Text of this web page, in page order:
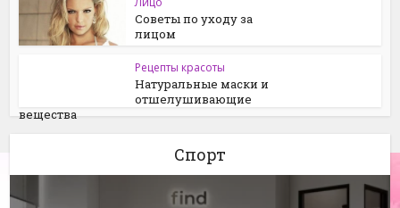
Советы по уходу за
лицом
Рецепты красоты
Натуральные маски и
отшелушивающие
вещества
Спорт